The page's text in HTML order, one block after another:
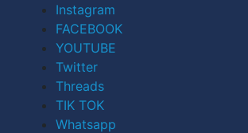
Instagram
FACEBOOK
YOUTUBE
Twitter
Threads
TIK TOK
Whatsapp